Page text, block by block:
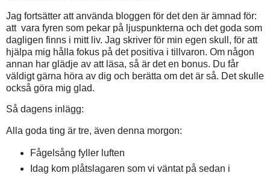
Jag fortsätter att använda bloggen för det den är ämnad för:
att vara fyren som pekar på ljuspunkterna och det goda som
dagligen finns i mitt liv. Jag skriver för min egen skull, för att
hjälpa mig hålla fokus på det positiva i tillvaron. Om någon
annan har glädje av att läsa, så är det en bonus. Du får
väldigt gärna höra av dig och berätta om det är så. Det skulle
också göra mig glad.
Så dagens inlägg:
Alla goda ting är tre, även denna morgon:
Fågelsång fyller luften
Idag kom plåtslagaren som vi väntat på sedan i